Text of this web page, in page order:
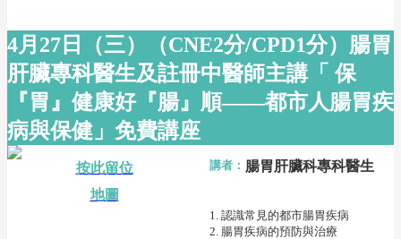
4月27日（三）（CNE2分/CPD1分）腸胃
肝臟專科醫生及註冊中醫師主講「 保
『胃』健康好『腸』順——都市人腸胃疾
病與保健」免費講座
按此留位
地圖
講者： 腸胃肝臟科專科醫生
1. 認識常見的都市腸胃疾病
2. 腸胃疾病的預防與治療